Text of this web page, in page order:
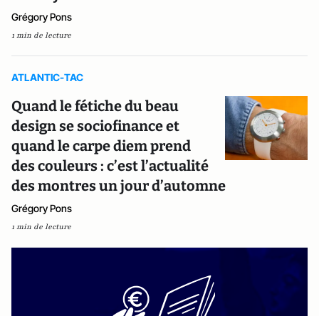
Grégory Pons
1 min de lecture
ATLANTIC-TAC
Quand le fétiche du beau
design se sociofinance et
quand le carpe diem prend
des couleurs : c’est l’actualité
des montres un jour d’automne
Grégory Pons
1 min de lecture